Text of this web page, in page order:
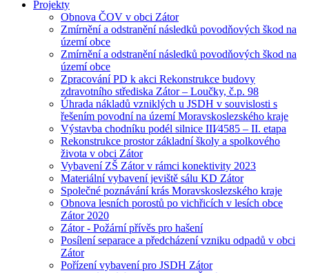
Projekty
Obnova ČOV v obci Zátor
Zmírnění a odstranění následků povodňových škod na
území obce
Zmírnění a odstranění následků povodňových škod na
území obce
Zpracování PD k akci Rekonstrukce budovy
zdravotního střediska Zátor – Loučky, č.p. 98
Úhrada nákladů vzniklých u JSDH v souvislosti s
řešením povodní na území Moravskoslezského kraje
Výstavba chodníku podél silnice III⁄4585 – II. etapa
Rekonstrukce prostor základní školy a spolkového
života v obci Zátor
Vybavení ZŠ Zátor v rámci konektivity 2023
Materiální vybavení jeviště sálu KD Zátor
Společné poznávání krás Moravskoslezského kraje
Obnova lesních porostů po vichřicích v lesích obce
Zátor 2020
Zátor - Požární přívěs pro hašení
Posílení separace a předcházení vzniku odpadů v obci
Zátor
Pořízení vybavení pro JSDH Zátor